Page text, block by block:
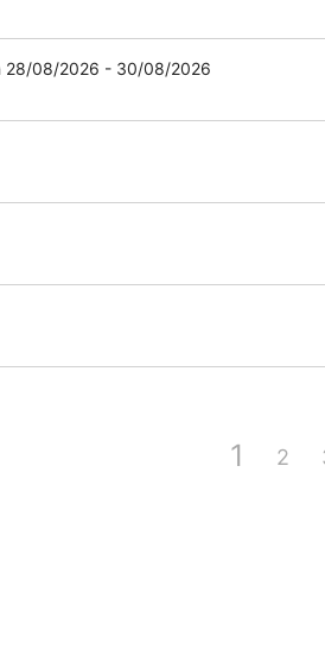
28/08/2026 - 30/08/2026
1 2